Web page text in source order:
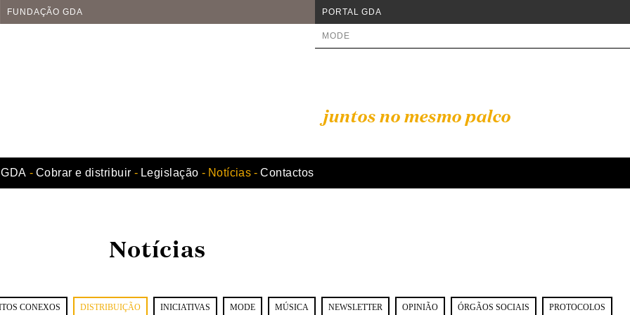
FUNDAÇÃO GDA PORTAL GDA
juntos no mesmo palco
MODE
GDA Cobrar e distribuir Legislação Notícias Contactos
Notícias
CONEXOS DISTRIBUIÇÃO INICIATIVAS MODE MÚSICA NEWSLETTER OPINIÃO ÓRGÃOS SOCIAIS PROTOCOLOS